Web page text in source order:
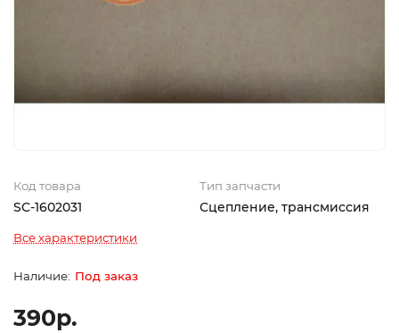
Код товара
SC-1602031
Тип запчасти
Сцепление, трансмиссия
Все характеристики
Под заказ
390р.